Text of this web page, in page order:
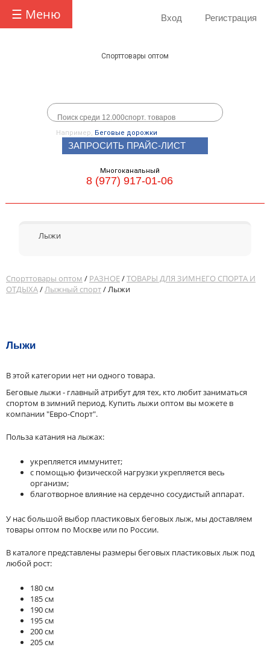
☰ Меню Вход Регистрация
Спорттовары оптом
Например, Беговые дорожки
ЗАПРОСИТЬ ПРАЙС-ЛИСТ
Многоканальный
8 (977) 917-01-06
Лыжи
Спорттовары оптом / РАЗНОЕ/ТОВАРЫ ДЛЯ ЗИМНЕГО СПОРТА И
ОТДЫХА/Лыжный спорт/ Лыжи
Лыжи
В этой категории нет ни одного товара.
Беговые лыжи - главный атрибут для тех, кто любит заниматься
спортом в зимний период. Купить лыжи оптом вы можете в
компании "Евро-Спорт".
Польза катания на лыжах:
укрепляется иммунитет;
с помощью физической нагрузки укрепляется весь
организм;
благотворное влияние на сердечно сосудистый аппарат.
У нас большой выбор пластиковых беговых лыж, мы доставляем
товары оптом по Москве или по России.
В каталоге представлены размеры беговых пластиковых лыж под
любой рост:
180 см
185 см
190 см
195 см
200 см
205 см